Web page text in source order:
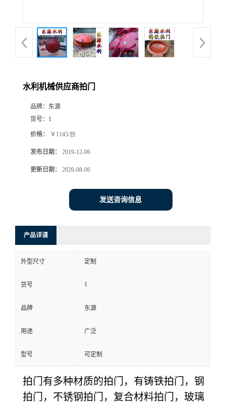
水利机械供应商拍门
品牌： 东源
货号： 1
价格： ￥1145/台
发布日期： 2019-12-06
更新日期： 2026-08-06
发送咨询信息
产品详请
外型尺寸 定制
货号 1
品牌 东源
用途 广泛
型号 可定制
拍门有多种材质的拍门，有铸铁拍门，钢
拍门，不锈钢拍门，复合材料拍门，玻璃